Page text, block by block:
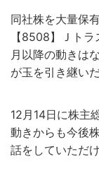
同社株を大量保
【8508】Ｊト
月以降の動きは
が玉を引き継い
12月14日に株主
動きからも今後
話をしていただ